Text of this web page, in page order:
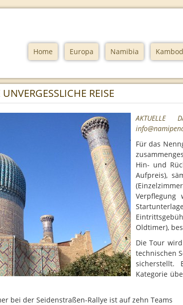
Home Europa Namibia
REISE
AKTUELLE
Für das
Hin- und
Aufpreis),
Verpflegung
Oldtimer),
Die Tour
technischen
sicherstellt.
Kategorie
bei der Seidenstraßen-Rallye ist auf zehn Teams